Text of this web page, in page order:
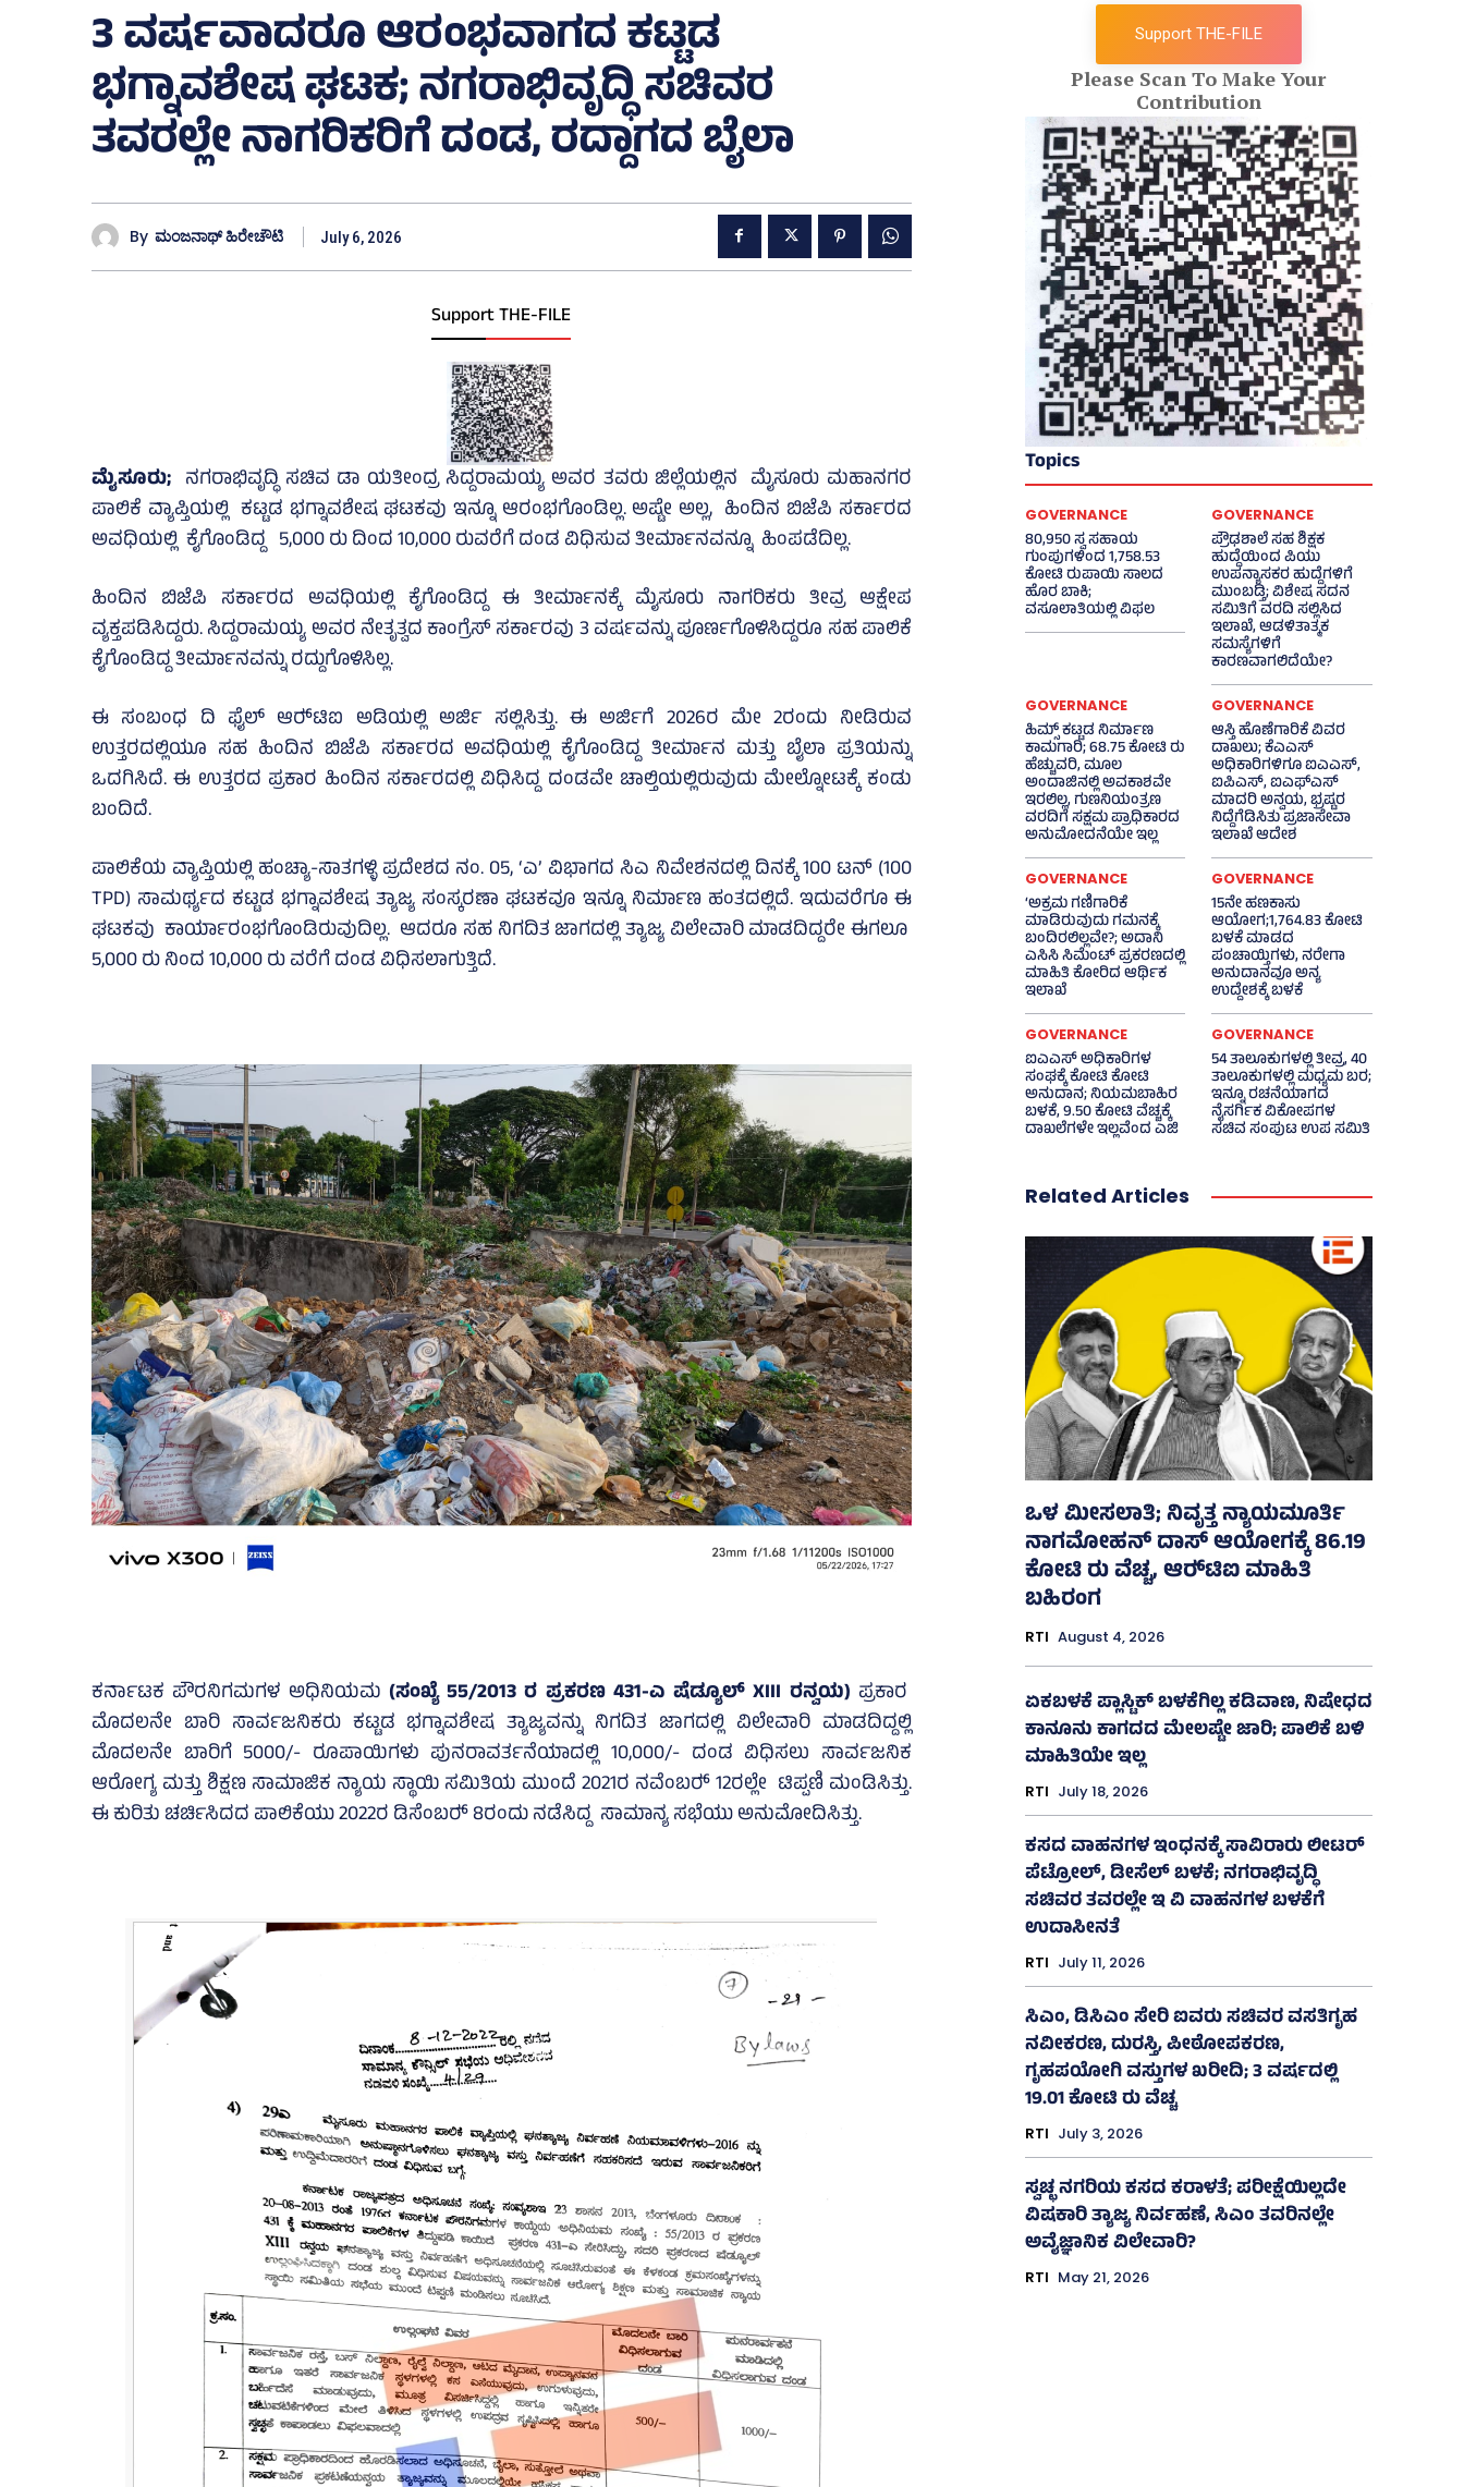
3 ವರ್ಷವಾದರೂ ಆರಂಭವಾಗದ ಕಟ್ಟಡ
ಭಗ್ನಾವಶೇಷ ಘಟಕ; ನಗರಾಭಿವೃದ್ಧಿ ಸಚಿವರ
ತವರಲ್ಲೇ ನಾಗರಿಕರಿಗೆ ದಂಡ, ರದ್ದಾಗದ ಬೈಲಾ
By ಮಂಜನಾಥ್ ಹಿರೇಚೌಟಿ July 6, 2026
Support THE-FILE
ಮೈಸೂರು; ನಗರಾಭಿವೃದ್ಧಿ ಸಚಿವ ಡಾ ಯತೀಂದ್ರ ಸಿದ್ದರಾಮಯ್ಯ ಅವರ ತವರು ಜಿಲ್ಲೆಯಲ್ಲಿನ ಮೈಸೂರು ಮಹಾನಗರ
ಪಾಲಿಕೆ ವ್ಯಾಪ್ತಿಯಲ್ಲಿ ಕಟ್ಟಡ ಭಗ್ನಾವಶೇಷ ಘಟಕವು ಇನ್ನೂ ಆರಂಭಗೊಂಡಿಲ್ಲ. ಅಷ್ಟೇ ಅಲ್ಲ, ಹಿಂದಿನ ಬಿಜೆಪಿ ಸರ್ಕಾರದ
ಅವಧಿಯಲ್ಲಿ ಕೈಗೊಂಡಿದ್ದ 5,000 ರು ದಿಂದ 10,000 ರುವರೆಗೆ ದಂಡ ವಿಧಿಸುವ ತೀರ್ಮಾನವನ್ನೂ ಹಿಂಪಡೆದಿಲ್ಲ.
ಹಿಂದಿನ ಬಿಜೆಪಿ ಸರ್ಕಾರದ ಅವಧಿಯಲ್ಲಿ ಕೈಗೊಂಡಿದ್ದ ಈ ತೀರ್ಮಾನಕ್ಕೆ ಮೈಸೂರು ನಾಗರಿಕರು ತೀವ್ರ ಆಕ್ಷೇಪ
ವ್ಯಕ್ತಪಡಿಸಿದ್ದರು. ಸಿದ್ದರಾಮಯ್ಯ ಅವರ ನೇತೃತ್ವದ ಕಾಂಗ್ರೆಸ್‌ ಸರ್ಕಾರವು 3 ವರ್ಷವನ್ನು ಪೂರ್ಣಗೊಳಿಸಿದ್ದರೂ ಸಹ ಪಾಲಿಕೆ
ಕೈಗೊಂಡಿದ್ದ ತೀರ್ಮಾನವನ್ನು ರದ್ದುಗೊಳಿಸಿಲ್ಲ.
ಈ ಸಂಬಂಧ ದಿ ಫೈಲ್‌ ಆರ್‍‌ಟಿಐ ಅಡಿಯಲ್ಲಿ ಅರ್ಜಿ ಸಲ್ಲಿಸಿತ್ತು. ಈ ಅರ್ಜಿಗೆ 2026ರ ಮೇ 2ರಂದು ನೀಡಿರುವ
ಉತ್ತರದಲ್ಲಿಯೂ ಸಹ ಹಿಂದಿನ ಬಿಜೆಪಿ ಸರ್ಕಾರದ ಅವಧಿಯಲ್ಲಿ ಕೈಗೊಂಡಿದ್ದ ತೀರ್ಮಾನ ಮತ್ತು ಬೈಲಾ ಪ್ರತಿಯನ್ನು
ಒದಗಿಸಿದೆ. ಈ ಉತ್ತರದ ಪ್ರಕಾರ ಹಿಂದಿನ ಸರ್ಕಾರದಲ್ಲಿ ವಿಧಿಸಿದ್ದ ದಂಡವೇ ಚಾಲ್ತಿಯಲ್ಲಿರುವುದು ಮೇಲ್ನೋಟಕ್ಕೆ ಕಂಡು
ಬಂದಿದೆ.
ಪಾಲಿಕೆಯ ವ್ಯಾಪ್ತಿಯಲ್ಲಿ ಹಂಚ್ಯಾ-ಸಾತಗಳ್ಳಿ ಪ್ರದೇಶದ ನಂ. 05, ‘ಎ’ ವಿಭಾಗದ ಸಿಎ ನಿವೇಶನದಲ್ಲಿ ದಿನಕ್ಕೆ 100 ಟನ್ (100
TPD) ಸಾಮರ್ಥ್ಯದ ಕಟ್ಟಡ ಭಗ್ನಾವಶೇಷ ತ್ಯಾಜ್ಯ ಸಂಸ್ಕರಣಾ ಘಟಕವೂ ಇನ್ನೂ ನಿರ್ಮಾಣ ಹಂತದಲ್ಲಿದೆ. ಇದುವರೆಗೂ ಈ
ಘಟಕವು ಕಾರ್ಯಾರಂಭಗೊಂಡಿರುವುದಿಲ್ಲ. ಆದರೂ ಸಹ ನಿಗದಿತ ಜಾಗದಲ್ಲಿ ತ್ಯಾಜ್ಯ ವಿಲೇವಾರಿ ಮಾಡದಿದ್ದರೇ ಈಗಲೂ
5,000 ರು ನಿಂದ 10,000 ರು ವರೆಗೆ ದಂಡ ವಿಧಿಸಲಾಗುತ್ತಿದೆ.
ಕರ್ನಾಟಕ ಪೌರನಿಗಮಗಳ ಅಧಿನಿಯಮ (ಸಂಖ್ಯೆ 55/2013 ರ ಪ್ರಕರಣ 431-ಎ ಷೆಡ್ಯೂಲ್‌ XIII ರನ್ವಯ) ಪ್ರಕಾರ
ಮೊದಲನೇ ಬಾರಿ ಸಾರ್ವಜನಿಕರು ಕಟ್ಟಡ ಭಗ್ನಾವಶೇಷ ತ್ಯಾಜ್ಯವನ್ನು ನಿಗದಿತ ಜಾಗದಲ್ಲಿ ವಿಲೇವಾರಿ ಮಾಡದಿದ್ದಲ್ಲಿ
ಮೊದಲನೇ ಬಾರಿಗೆ 5000/- ರೂಪಾಯಿಗಳು ಪುನರಾವರ್ತನೆಯಾದಲ್ಲಿ 10,000/- ದಂಡ ವಿಧಿಸಲು ಸಾರ್ವಜನಿಕ
ಆರೋಗ್ಯ ಮತ್ತು ಶಿಕ್ಷಣ ಸಾಮಾಜಿಕ ನ್ಯಾಯ ಸ್ಥಾಯಿ ಸಮಿತಿಯ ಮುಂದೆ 2021ರ ನವೆಂಬರ್‍‌ 12ರಲ್ಲೇ ಟಿಪ್ಪಣಿ ಮಂಡಿಸಿತ್ತು.
ಈ ಕುರಿತು ಚರ್ಚಿಸಿದದ ಪಾಲಿಕೆಯು 2022ರ ಡಿಸೆಂಬರ್‍‌ 8ರಂದು ನಡೆಸಿದ್ದ ಸಾಮಾನ್ಯ ಸಭೆಯು ಅನುಮೋದಿಸಿತ್ತು.
Support THE-FILE
Please Scan To Make Your
Contribution
Topics
GOVERNANCE
80,950 ಸ್ವ ಸಹಾಯ
ಗುಂಪುಗಳಿಂದ 1,758.53
ಕೋಟಿ ರುಪಾಯಿ ಸಾಲದ
ಹೊರ ಬಾಕಿ;
ವಸೂಲಾತಿಯಲ್ಲಿ ವಿಫಲ
GOVERNANCE
ಪ್ರೌಢಶಾಲೆ ಸಹ ಶಿಕ್ಷಕ
ಹುದ್ದೆಯಿಂದ ಪಿಯು
ಉಪನ್ಯಾಸಕರ ಹುದ್ದೆಗಳಿಗೆ
ಮುಂಬಡ್ತಿ; ವಿಶೇಷ ಸದನ
ಸಮಿತಿಗೆ ವರದಿ ಸಲ್ಲಿಸಿದ
ಇಲಾಖೆ, ಆಡಳಿತಾತ್ಮಕ
ಸಮಸ್ಯೆಗಳಿಗೆ
ಕಾರಣವಾಗಲಿದೆಯೇ?
GOVERNANCE
ಹಿಮ್ಸ್‌ ಕಟ್ಟಡ ನಿರ್ಮಾಣ
ಕಾಮಗಾರಿ; 68.75 ಕೋಟಿ ರು
ಹೆಚ್ಚುವರಿ, ಮೂಲ
ಅಂದಾಜಿನಲ್ಲಿ ಅವಕಾಶವೇ
ಇರಲಿಲ್ಲ, ಗುಣನಿಯಂತ್ರಣ
ವರದಿಗೆ ಸಕ್ಷಮ ಪ್ರಾಧಿಕಾರದ
ಅನುಮೋದನೆಯೇ ಇಲ್ಲ
GOVERNANCE
ಆಸ್ತಿ ಹೊಣೆಗಾರಿಕೆ ವಿವರ
ದಾಖಲು; ಕೆಎಎಸ್
ಅಧಿಕಾರಿಗಳಿಗೂ ಐಎಎಸ್‌,
ಐಪಿಎಸ್‌, ಐಎಫ್‌ಎಸ್‌
ಮಾದರಿ ಅನ್ವಯ, ಭ್ರಷ್ಟರ
ನಿದ್ದೆಗೆಡಿಸಿತು ಪ್ರಜಾಸೇವಾ
ಇಲಾಖೆ ಆದೇಶ
GOVERNANCE
‘ಅಕ್ರಮ ಗಣಿಗಾರಿಕೆ
ಮಾಡಿರುವುದು ಗಮನಕ್ಕೆ
ಬಂದಿರಲಿಲ್ಲವೇ?; ಅದಾನಿ
ಎಸಿಸಿ ಸಿಮೆಂಟ್ ಪ್ರಕರಣದಲ್ಲಿ
ಮಾಹಿತಿ ಕೋರಿದ ಆರ್ಥಿಕ
ಇಲಾಖೆ
GOVERNANCE
15ನೇ ಹಣಕಾಸು
ಆಯೋಗ;1,764.83 ಕೋಟಿ
ಬಳಕೆ ಮಾಡದ
ಪಂಚಾಯ್ತಿಗಳು, ನರೇಗಾ
ಅನುದಾನವೂ ಅನ್ಯ
ಉದ್ದೇಶಕ್ಕೆ ಬಳಕೆ
GOVERNANCE
ಐಎಎಸ್‌ ಅಧಿಕಾರಿಗಳ
ಸಂಘಕ್ಕೆ ಕೋಟಿ ಕೋಟಿ
ಅನುದಾನ; ನಿಯಮಬಾಹಿರ
ಬಳಕೆ, 9.50 ಕೋಟಿ ವೆಚ್ಚಕ್ಕೆ
ದಾಖಲೆಗಳೇ ಇಲ್ಲವೆಂದ ಎಜಿ
GOVERNANCE
54 ತಾಲೂಕುಗಳಲ್ಲಿ ತೀವ್ರ, 40
ತಾಲೂಕುಗಳಲ್ಲಿ ಮಧ್ಯಮ ಬರ;
ಇನ್ನೂ ರಚನೆಯಾಗದ
ನೈಸರ್ಗಿಕ ವಿಕೋಪಗಳ
ಸಚಿವ ಸಂಪುಟ ಉಪ ಸಮಿತಿ
Related Articles
ಒಳ ಮೀಸಲಾತಿ; ನಿವೃತ್ತ ನ್ಯಾಯಮೂರ್ತಿ
ನಾಗಮೋಹನ್ ದಾಸ್ ಆಯೋಗಕ್ಕೆ 86.19
ಕೋಟಿ ರು ವೆಚ್ಚ, ಆರ್‍‌ಟಿಐ ಮಾಹಿತಿ
ಬಹಿರಂಗ
RTI August 4, 2026
ಏಕಬಳಕೆ ಪ್ಲಾಸ್ಟಿಕ್‌ ಬಳಕೆಗಿಲ್ಲ ಕಡಿವಾಣ, ನಿಷೇಧದ
ಕಾನೂನು ಕಾಗದದ ಮೇಲಷ್ಟೇ ಜಾರಿ; ಪಾಲಿಕೆ ಬಳಿ
ಮಾಹಿತಿಯೇ ಇಲ್ಲ
RTI July 18, 2026
ಕಸದ ವಾಹನಗಳ ಇಂಧನಕ್ಕೆ ಸಾವಿರಾರು ಲೀಟರ್‌
ಪೆಟ್ರೋಲ್, ಡೀಸೆಲ್ ಬಳಕೆ; ನಗರಾಭಿವೃದ್ಧಿ
ಸಚಿವರ ತವರಲ್ಲೇ ಇ ವಿ ವಾಹನಗಳ ಬಳಕೆಗೆ
ಉದಾಸೀನತೆ
RTI July 11, 2026
ಸಿಎಂ, ಡಿಸಿಎಂ ಸೇರಿ ಐವರು ಸಚಿವರ ವಸತಿಗೃಹ
ನವೀಕರಣ, ದುರಸ್ತಿ, ಪೀಠೋಪಕರಣ,
ಗೃಹಪಯೋಗಿ ವಸ್ತುಗಳ ಖರೀದಿ; 3 ವರ್ಷದಲ್ಲಿ
19.01 ಕೋಟಿ ರು ವೆಚ್ಚ
RTI July 3, 2026
ಸ್ವಚ್ಛ ನಗರಿಯ ಕಸದ ಕರಾಳತೆ; ಪರೀಕ್ಷೆಯಿಲ್ಲದೇ
ವಿಷಕಾರಿ ತ್ಯಾಜ್ಯ ನಿರ್ವಹಣೆ, ಸಿಎಂ ತವರಿನಲ್ಲೇ
ಅವೈಜ್ಞಾನಿಕ ವಿಲೇವಾರಿ?
RTI May 21, 2026